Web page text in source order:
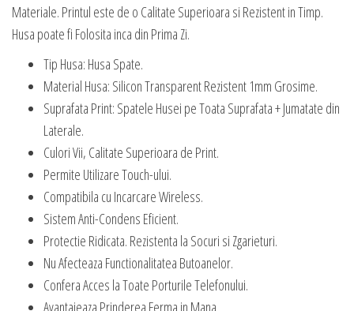
Materiale. Printul este de o Calitate Superioara si Rezistent in Timp.
Husa poate fi Folosita inca din Prima Zi.
Tip Husa: Husa Spate.
Material Husa: Silicon Transparent Rezistent 1mm Grosime.
Suprafata Print: Spatele Husei pe Toata Suprafata + Jumatate din
Laterale.
Culori Vii, Calitate Superioara de Print.
Permite Utilizare Touch-ului.
Compatibila cu Incarcare Wireless.
Sistem Anti-Condens Eficient.
Protectie Ridicata. Rezistenta la Socuri si Zgarieturi.
Nu Afecteaza Functionalitatea Butoanelor.
Confera Acces la Toate Porturile Telefonului.
Avantajeaza Prinderea Ferma in Mana.